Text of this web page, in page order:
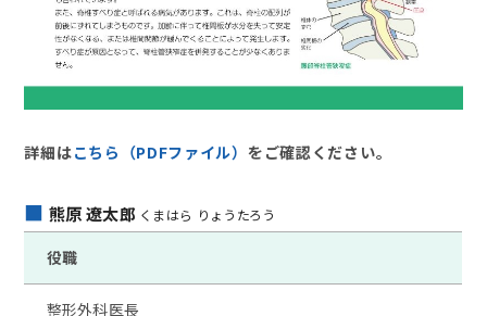
詳細はこちら（PDFファイル） をご確認ください。
熊原 遼太郎 くまはら りょうたろう
役職
整形外科医長